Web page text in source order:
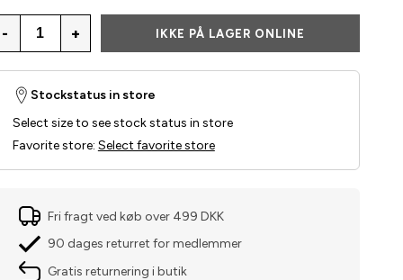
- + IKKE PÅ LAGER ONLINE
Stockstatus in store
Select size to see stock status in store
Favorite store: Select favorite store
Fri fragt ved køb over 499 DKK
90 dages returret for medlemmer
Gratis returnering i butik